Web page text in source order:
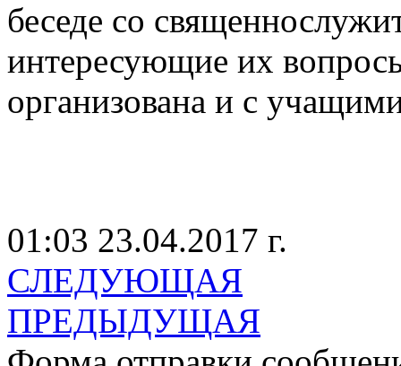
беседе со
интересующие их
организована и с
01:03 23.04.2017 г.
СЛЕДУЮЩАЯ
ПРЕДЫДУЩАЯ